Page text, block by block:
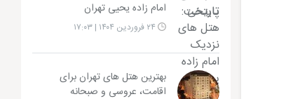
امام زاده یحیی تهران
بهترین هتل های تهران برای
اقامت، عروسی و صبحانه